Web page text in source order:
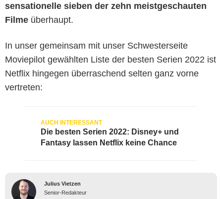
sensationelle sieben der zehn meistgeschauten
Filme überhaupt.
In unser gemeinsam mit unser Schwesterseite
Moviepilot gewählten Liste der besten Serien 2022 ist
Netflix hingegen überraschend selten ganz vorne
vertreten:
Die besten Serien 2022: Disney+ und
Fantasy lassen Netflix keine Chance
Julius Vietzen
Senior-Redakteur